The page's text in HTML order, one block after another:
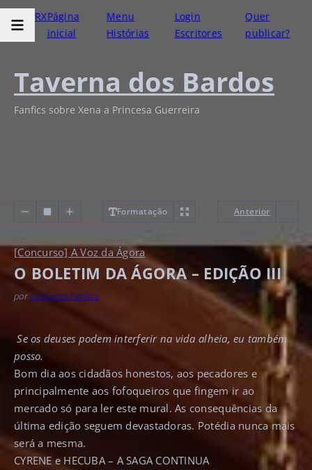
RXPágina
inicial
Menu
Histórias
Login
Escritores
Quer
publicar?
Taverna dos Bardos
Fanfics sobre Xena a Princesa Guerreira
Formatação Anterior
[Concurso] A Voz da Ágora
O BOLETIM DA ÁGORA – EDIÇÃO III
porConcurso Fanfics
Se os deuses podem interferir na vida alheia, eu também
posso.
Bom dia aos cidadãos honestos, aos pecadores e
principalmente aos fofoqueiros que fingem ir ao
mercado só para ler este mural. As consequências da
última edição seguem devastadoras. Potédia nunca mais
será a mesma.
CYRENE e HECUBA – A SAGA CONTINUA